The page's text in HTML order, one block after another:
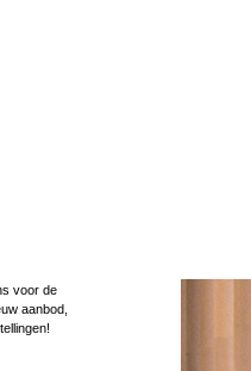
voor de
aanbod,